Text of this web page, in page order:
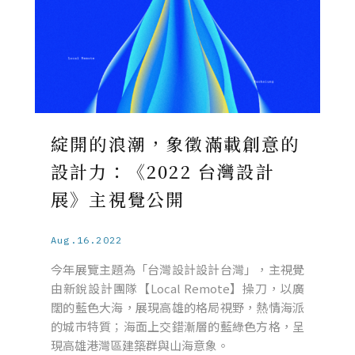
綻開的浪潮，象徵滿載創意的
設計力：《2022 台灣設計
展》主視覺公開
Aug.16.2022
今年展覽主題為「台灣設計設計台灣」，主視覺
由新銳設計團隊【Local Remote】操刀，以廣
闊的藍色大海，展現高雄的格局視野，熱情海派
的城市特質；海面上交錯漸層的藍綠色方格，呈
現高雄港灣區建築群與山海意象。